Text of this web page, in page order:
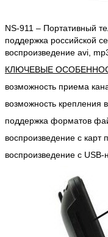
NS-911 – Портативный
поддержка российской
воспроизведение avi,
КЛЮЧЕВЫЕ
возможность приема
возможность крепления
поддержка форматов
воспроизведение с карт
воспроизведение с USB-